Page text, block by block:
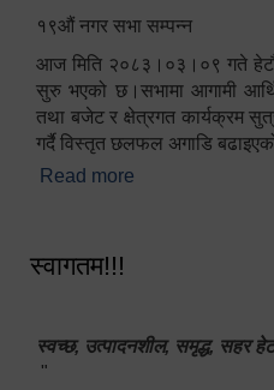
१९औं नगर सभा सम्पन्न
आज मिति २०८३।०३।०९ गते
सुरु भएको छ।सभामा आगामी
तथा बजेट र क्षेत्रगत कार्यक्रम
गर्दै विस्तृत छलफल अगाडि
Read more
स्वागतम!!!
स्वच्छ, उत्पादनशील, समृद्ध, सहर
"